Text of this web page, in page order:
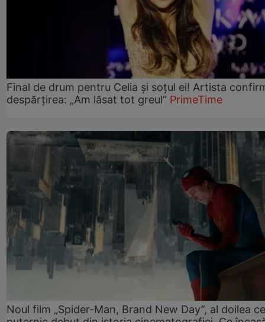
Final de drum pentru Celia și soțul ei! Artista
despărțirea: „Am lăsat tot greul” PrimeTime
Noul film „Spider-Man, Brand New Day”, al doilea